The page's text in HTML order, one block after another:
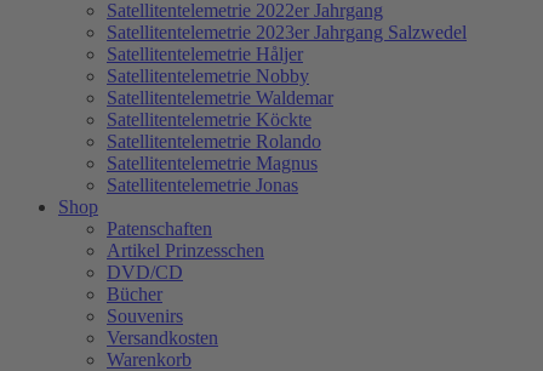
Satellitentelemetrie 2022er Jahrgang
Satellitentelemetrie 2023er Jahrgang Salzwedel
Satellitentelemetrie Håljer
Satellitentelemetrie Nobby
Satellitentelemetrie Waldemar
Satellitentelemetrie Köckte
Satellitentelemetrie Rolando
Satellitentelemetrie Magnus
Satellitentelemetrie Jonas
Shop
Patenschaften
Artikel Prinzesschen
DVD/CD
Bücher
Souvenirs
Versandkosten
Warenkorb